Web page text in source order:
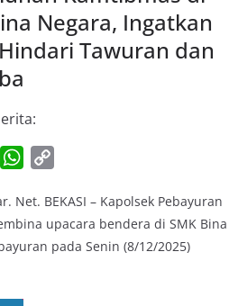
Negara, Ingatkan
Tawuran dan
W
a
t
s
p
y
L
Net. BEKASI – Kapolsek Pebayuran
upacara bendera di SMK Bina
pada Senin (8/12/2025)